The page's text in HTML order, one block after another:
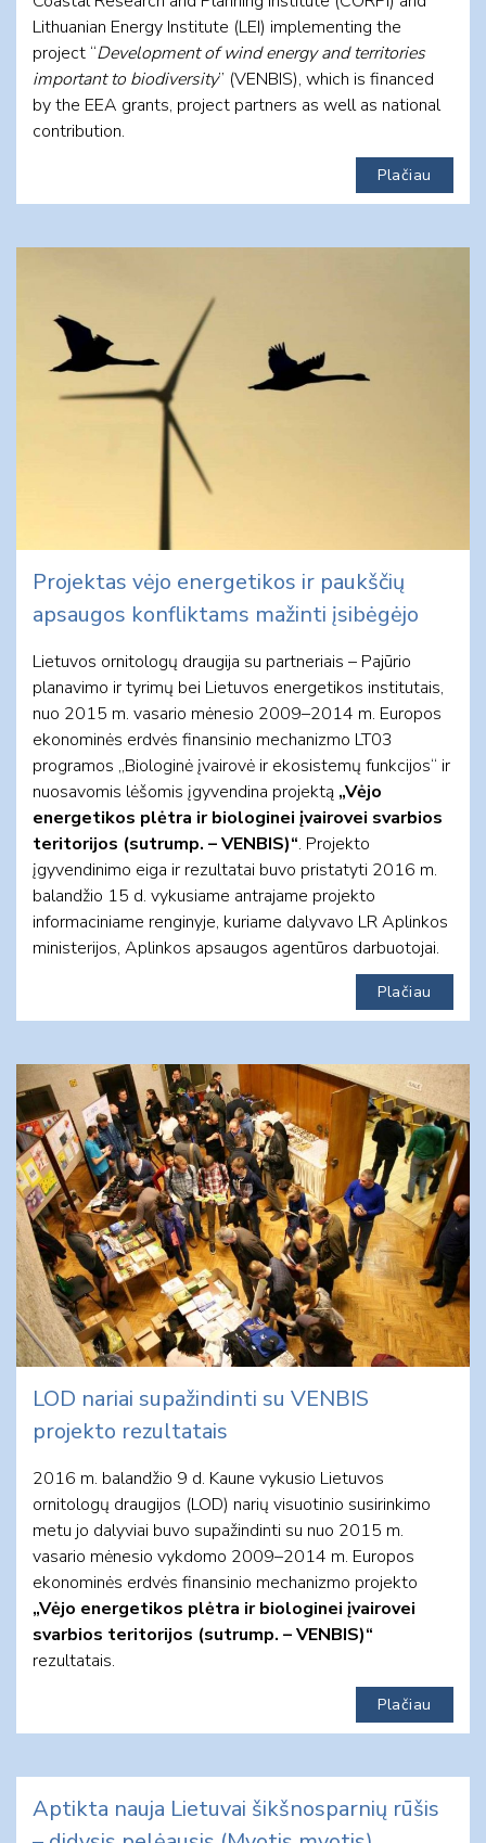
Lithuanian Energy Institute (LEI) implementing the
project “Development of wind energy and territories
important to biodiversity” (VENBIS), which is financed
by the EEA grants, project partners as well as national
contribution.
Plačiau
Projektas vėjo energetikos ir paukščių
apsaugos konfliktams mažinti įsibėgėjo
Lietuvos ornitologų draugija su partneriais – Pajūrio
planavimo ir tyrimų bei Lietuvos energetikos institutais,
nuo 2015 m. vasario mėnesio 2009–2014 m. Europos
ekonominės erdvės finansinio mechanizmo LT03
programos „Biologinė įvairovė ir ekosistemų funkcijos“ ir
nuosavomis lėšomis įgyvendina projektą „Vėjo
energetikos plėtra ir biologinei įvairovei svarbios
teritorijos (sutrump. – VENBIS)“. Projekto
įgyvendinimo eiga ir rezultatai buvo pristatyti 2016 m.
balandžio 15 d. vykusiame antrajame projekto
informaciniame renginyje, kuriame dalyvavo LR Aplinkos
ministerijos, Aplinkos apsaugos agentūros darbuotojai.
Plačiau
LOD nariai supažindinti su VENBIS
projekto rezultatais
2016 m. balandžio 9 d. Kaune vykusio Lietuvos
ornitologų draugijos (LOD) narių visuotinio susirinkimo
metu jo dalyviai buvo supažindinti su nuo 2015 m.
vasario mėnesio vykdomo 2009–2014 m. Europos
ekonominės erdvės finansinio mechanizmo projekto
„Vėjo energetikos plėtra ir biologinei įvairovei
svarbios teritorijos (sutrump. – VENBIS)“
rezultatais.
Plačiau
Aptikta nauja Lietuvai šikšnosparnių rūšis